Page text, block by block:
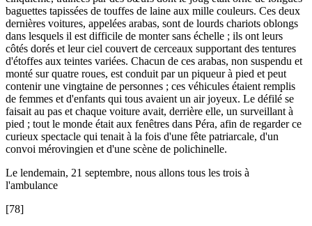
baguettes tapissées de touffes de laine aux mille couleurs. Ces deux
dernières voitures, appelées arabas, sont de lourds chariots oblongs
dans lesquels il est difficile de monter sans échelle ; ils ont leurs
côtés dorés et leur ciel couvert de cerceaux supportant des tentures
d'étoffes aux teintes variées. Chacun de ces arabas, non suspendu et
monté sur quatre roues, est conduit par un piqueur à pied et peut
contenir une vingtaine de personnes ; ces véhicules étaient remplis
de femmes et d'enfants qui tous avaient un air joyeux. Le défilé se
faisait au pas et chaque voiture avait, derrière elle, un surveillant à
pied ; tout le monde était aux fenêtres dans Péra, afin de regarder ce
curieux spectacle qui tenait à la fois d'une fête patriarcale, d'un
convoi mérovingien et d'une scène de polichinelle.
Le lendemain, 21 septembre, nous allons tous les trois à
l'ambulance
[78]